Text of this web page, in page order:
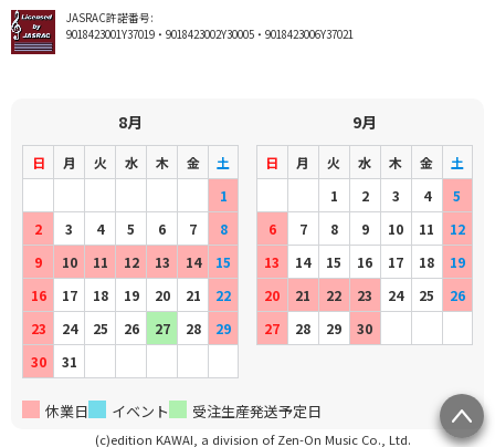
JASRAC許諾番号:
9018423001Y37019・9018423002Y30005・9018423006Y37021
8月
日 月 火 水 木 金
土
1
2
3 4 5 6 7
8
9
10 11 12 13 14
15
16
17 18 19 20 21
22
23
24 25 26 27 28
29
30
31
9月
日 月 火 水 木 金
土
1
2 3 4
5
6
7 8 9 10 11
12
13
14 15 16 17 18
19
20
21 22 23 24 25
26
27
28 29 30
休業日 イベント 受注生産発送予定日
(c)edition KAWAI, a division of Zen-On Music Co., Ltd.